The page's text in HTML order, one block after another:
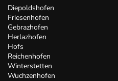
Diepoldshofen
Friesenhofen
Gebrazhofen
Herlazhofen
Hofs
Reichenhofen
Winterstetten
Wuchzenhofen